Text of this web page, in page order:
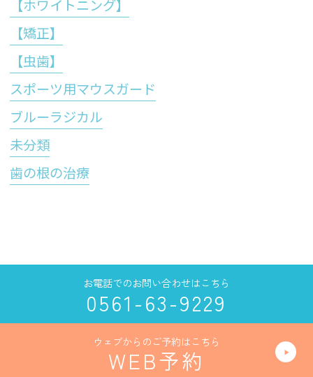
【ホワイトニング】
【矯正】
【虫歯】
スポーツ用マウスガード
ブルーラジカル
未分類
歯の根の治療
お電話でのお問い合わせはこちら
0561-63-9229
ウェブからのご予約はこちら
WEB予約